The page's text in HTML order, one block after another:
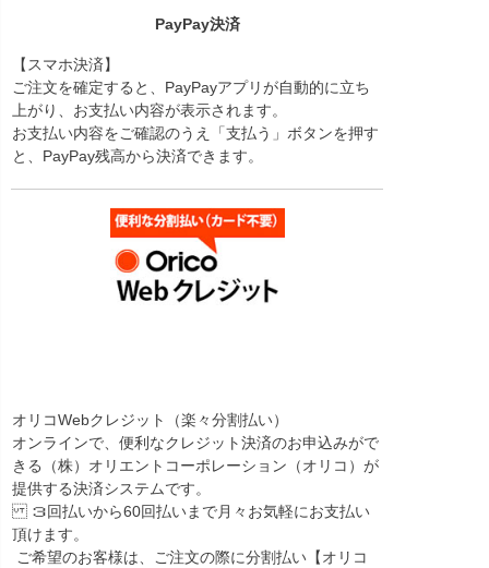
PayPay決済
【スマホ決済】
ご注文を確定すると、PayPayアプリが自動的に立ち
上がり、お支払い内容が表示されます。
お支払い内容をご確認のうえ「支払う」ボタンを押す
と、PayPay残高から決済できます。
オリコWebクレジット（楽々分割払い）
オンラインで、便利なクレジット決済のお申込みがで
きる（株）オリエントコーポレーション（オリコ）が
提供する決済システムです。
３回払いから60回払いまで月々お気軽にお支払い
頂けます。
ご希望のお客様は、ご注文の際に分割払い【オリコ